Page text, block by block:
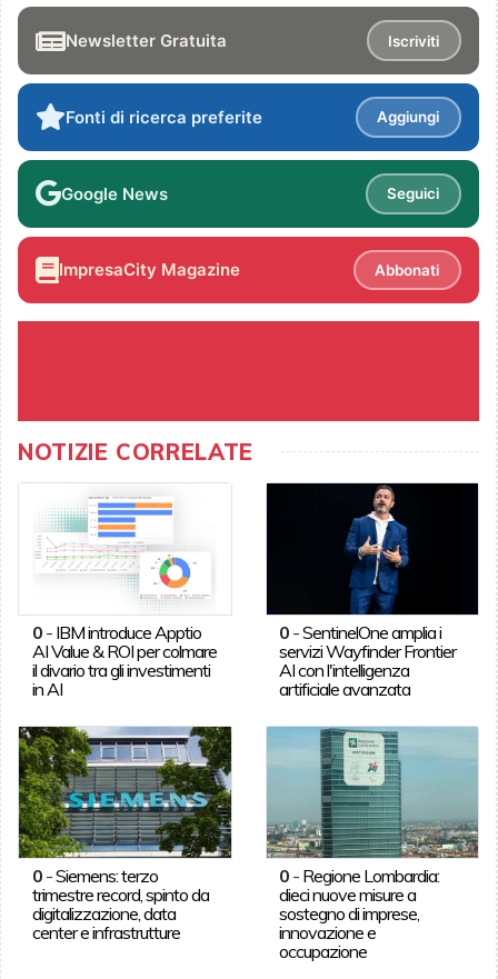
Newsletter Gratuita Iscriviti
Fonti di ricerca preferite Aggiungi
Google News Seguici
ImpresaCity Magazine Abbonati
NOTIZIE CORRELATE
0- IBM introduce Apptio
AI Value & ROI per colmare
il divario tra gli investimenti
in AI
0 -SentinelOne amplia i
servizi Wayfinder Frontier
AI con l'intelligenza
artificiale avanzata
0-Siemens: terzo
trimestre record, spinto da
digitalizzazione, data
center e infrastrutture
0 - Regione Lombardia:
dieci nuove misure a
sostegno di imprese,
innovazione e
occupazione